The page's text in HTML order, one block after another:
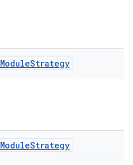
ModuleStrategy
ModuleStrategy